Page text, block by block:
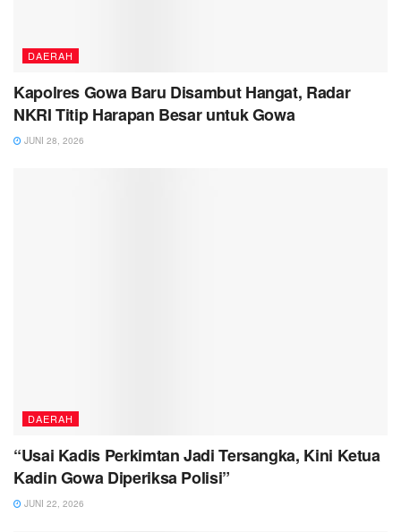
DAERAH
Kapolres Gowa Baru Disambut Hangat, Radar
NKRI Titip Harapan Besar untuk Gowa
JUNI 28, 2026
DAERAH
“Usai Kadis Perkimtan Jadi Tersangka, Kini Ketua
Kadin Gowa Diperiksa Polisi”
JUNI 22, 2026